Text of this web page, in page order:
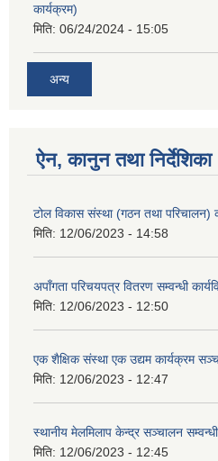
कार्यक्रम)
मिति: 06/24/2024 - 15:05
अन्य
ऐन, कानुन तथा निर्देशिका
टोल विकास संस्था (गठन तथा परिचालन)
मिति: 12/06/2023 - 14:58
अपाँगता परिचयपत्र वितरण सम्वन्धी
मिति: 12/06/2023 - 12:50
एक शैक्षिक संस्था एक उद्यम कार्यक्रम
मिति: 12/06/2023 - 12:47
स्थानीय मेलमिलाप केन्द्र सञ्चालन
मिति: 12/06/2023 - 12:45